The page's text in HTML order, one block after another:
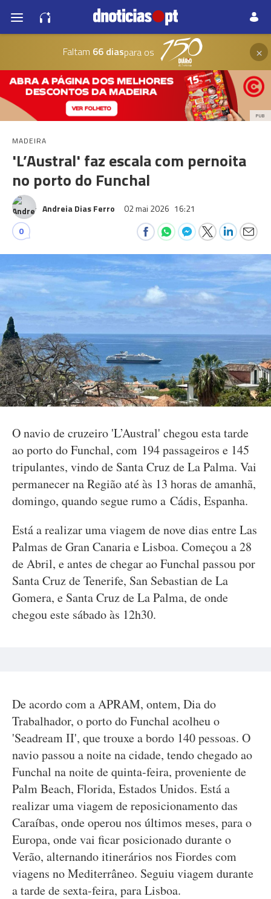
Faltam 66 diaspara os ×
PUB
MADEIRA
'L’Austral' faz escala com pernoita
no porto do Funchal
Andreia Dias Ferro 02 mai 2026 16:21
0
O navio de cruzeiro 'L’Austral' chegou esta tarde
ao porto do Funchal, com 194 passageiros e 145
tripulantes, vindo de Santa Cruz de La Palma. Vai
permanecer na Região até às 13 horas de amanhã,
domingo, quando segue rumo a Cádis, Espanha.
Está a realizar uma viagem de nove dias entre Las
Palmas de Gran Canaria e Lisboa. Começou a 28
de Abril, e antes de chegar ao Funchal passou por
Santa Cruz de Tenerife, San Sebastian de La
Gomera, e Santa Cruz de La Palma, de onde
chegou este sábado às 12h30.
De acordo com a APRAM, ontem, Dia do
Trabalhador, o porto do Funchal acolheu o
'Seadream II', que trouxe a bordo 140 pessoas. O
navio passou a noite na cidade, tendo chegado ao
Funchal na noite de quinta-feira, proveniente de
Palm Beach, Florida, Estados Unidos. Está a
realizar uma viagem de reposicionamento das
Caraíbas, onde operou nos últimos meses, para o
Europa, onde vai ficar posicionado durante o
Verão, alternando itinerários nos Fiordes com
viagens no Mediterrâneo. Seguiu viagem durante
a tarde de sexta-feira, para Lisboa.